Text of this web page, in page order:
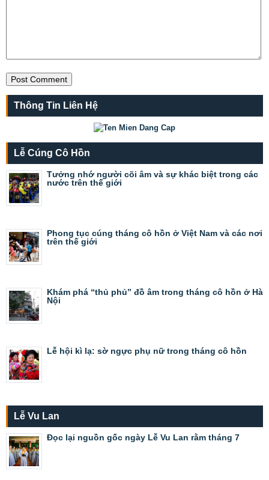
Thông Tin Liên Hệ
Lễ Cúng Cô Hồn
Tưởng nhớ người cõi âm và sự khác biệt trong các
nước trên thế giới
Phong tục cúng tháng cô hồn ở Việt Nam và các nơi
trên thế giới
Khám phá “thủ phủ” đồ âm trong tháng cô hồn ở Hà
Nội
Lễ hội kì lạ: sờ ngực phụ nữ trong tháng cô hồn
Lễ Vu Lan
Đọc lại nguồn gốc ngày Lễ Vu Lan rằm tháng 7